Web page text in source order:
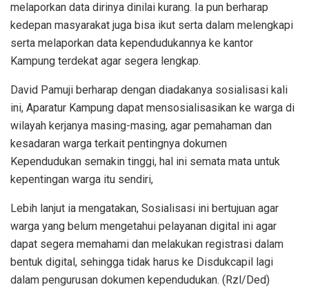
melaporkan data dirinya dinilai kurang. Ia pun berharap
kedepan masyarakat juga bisa ikut serta dalam melengkapi
serta melaporkan data kependudukannya ke kantor
Kampung terdekat agar segera lengkap.
David Pamuji berharap dengan diadakanya sosialisasi kali
ini, Aparatur Kampung dapat mensosialisasikan ke warga di
wilayah kerjanya masing-masing, agar pemahaman dan
kesadaran warga terkait pentingnya dokumen
Kependudukan semakin tinggi, hal ini semata mata untuk
kepentingan warga itu sendiri,
Lebih lanjut ia mengatakan, Sosialisasi ini bertujuan agar
warga yang belum mengetahui pelayanan digital ini agar
dapat segera memahami dan melakukan registrasi dalam
bentuk digital, sehingga tidak harus ke Disdukcapil lagi
dalam pengurusan dokumen kependudukan. (Rzl/Ded)